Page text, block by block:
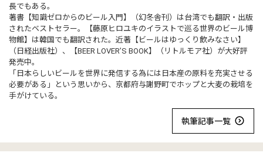
長でもある。
著書【知識ゼロからのビール入門】（幻冬舎刊）は台湾でも翻訳・出版
されたベストセラー。【藤原ヒロユキのイラストで巡る世界のビール博
物館】は韓国でも翻訳された。近著【ビールはゆっくり飲みなさい】
（日経出版社）、【BEER LOVER’S BOOK】（リトルモア社）が大好評
発売中。
「日本らしいビールを世界に発信する為には日本産の原料を充実させる
必要がある」という思いから、京都府与謝野町でホップと大麦の栽培を
手がけている。
執筆記事一覧